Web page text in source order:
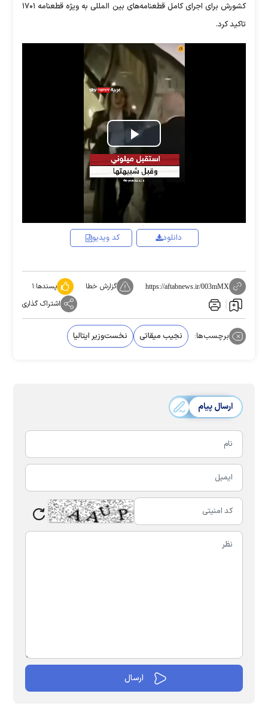
کشورش برای اجرای کامل قطعنامه‌های بین المللی به ویژه قطعنامه ۱۷۰۱
تاکید کرد.
Play
Video
کد ویدیو دانلود
https://aftabnews.ir/003mMX گزارش خطا پسندها:۱
اشتراک گذاری
برچسب‌ها: نجیب میقاتی نخست‌وزیر ایتالیا
ارسال پیام